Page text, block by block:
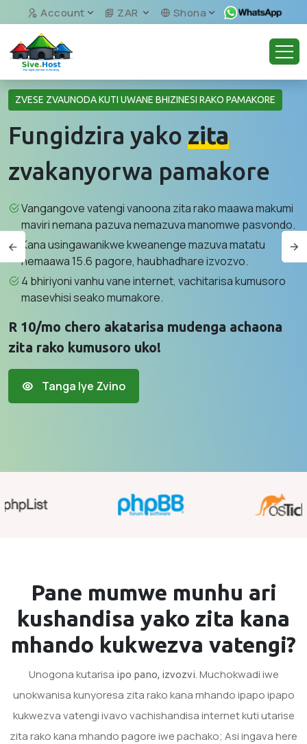
Account ZAR Shona
ZVESE ZVAUNODA KUTI UWANE BHIZINESI RAKO PAMAKORE
Fungidzira yako zita
zvakanyorwa pamakore
Vangangove vatengi vanoona zita rako maawa makumi
maviri nemana pazuva nemazuva manomwe pasvondo.
Kana usingawanikwe kweanenge mazuva matatu
nemaawa 15.6 pagore, haubhadhare izvozvo.
4 bhiriyoni vanhu vane internet, vachitarisa kumusoro
masevhisi seako mumakore.
R 10/mo chero akatarisa mudenga achaona
zita rako kumusoro uko!
Tanga Iye Zvino
Pane mumwe munhu ari
kushandisa yako zita kana
mhando kukwezva vatengi?
Unogona kutarisa ipo pano, izvozvi. Muchokwadi iwe
unokwanisa kunyoresa zita rako kana mhando ipapo ipapo
kukwezva vatengi ivavo vachishandisa internet kuti utarise
zita rako kana mhando pagore iwe pachako; Asi ingava here